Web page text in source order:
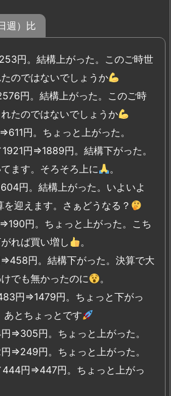
週）比
円。結構上がった。このご時世
のではないでしょうか
円。結構上がった。このご時
たのではないでしょうか
円。ちょっと上がった。
円⇒1889円。結構下がった。
ます。そろそろ上に
。
円。結構上がった。いよいよ
迎えます。さぁどうなる？
円。ちょっと上がった。こち
れば買い増し
。
円。結構下がった。決算で大
でも無かったのに
。
円⇒1479円。ちょっと下がっ
あとちょっとです
⇒305円。ちょっと上がった。
⇒249円。ちょっと上がった。
444円⇒447円。ちょっと上がっ